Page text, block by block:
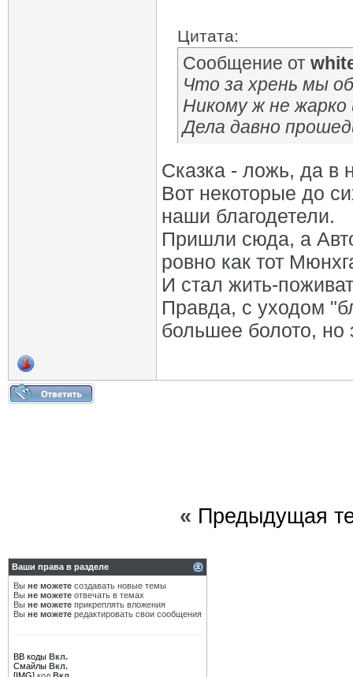
Цитата:
Сообщение от
Что за хрень мы
Никому ж не жарко
Дела давно
Сказка - ложь, да в
Вот некоторые до
наши благодетели.
Пришли сюда, а
ровно как тот
И стал жить-
Правда, с уходом
большее болото, но
« Предыдущая
Ваши права в разделе
Вы не можете создавать новые темы
Вы не можете отвечать в темах
Вы не можете прикреплять вложения
Вы не можете редактировать свои сообщения
BB коды Вкл.
Смайлы Вкл.